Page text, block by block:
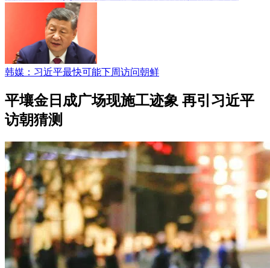
韩媒：习近平最快可能下周访问朝鲜
平壤金日成广场现施工迹象 再引习近平
访朝猜测